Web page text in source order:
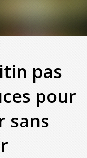
pas
pour
sans